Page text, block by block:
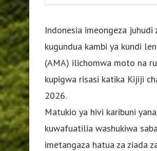
Indonesia imeongeza juhudi
kugundua kambi ya kundi
(AMA) ilichomwa moto na
kupigwa risasi katika Kijiji
2026.
Matukio ya hivi karibuni
kuwafuatilia washukiwa
imetangaza hatua za ziada